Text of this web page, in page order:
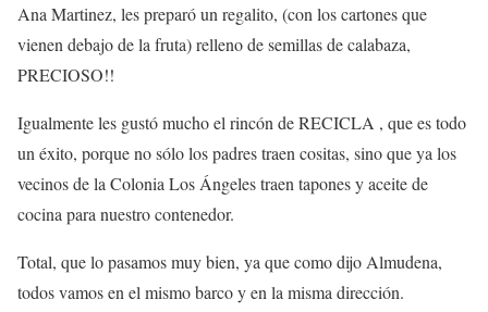
Ana Martinez, les preparó un regalito, (con los cartones que
vienen debajo de la fruta) relleno de semillas de calabaza,
PRECIOSO!!
Igualmente les gustó mucho el rincón de RECICLA , que es todo
un éxito, porque no sólo los padres traen cositas, sino que ya los
vecinos de la Colonia Los Ángeles traen tapones y aceite de
cocina para nuestro contenedor.
Total, que lo pasamos muy bien, ya que como dijo Almudena,
todos vamos en el mismo barco y en la misma dirección.